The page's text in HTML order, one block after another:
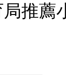
推薦